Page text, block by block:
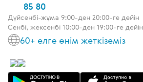
85 80
Дүйсенбі-жұма 9:00-ден 20:00-ге дейін
Сенбі, жексенбі 10:00-ден 19:00-ге дейін
60+ елге өнім жеткіземіз